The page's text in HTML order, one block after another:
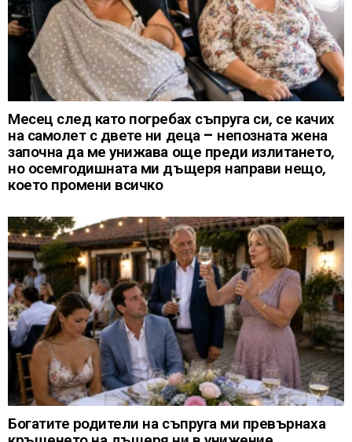
Месец след като погребах съпруга си, се качих
на самолет с двете ни деца – непозната жена
започна да ме унижава още преди излитането,
но осемгодишната ми дъщеря направи нещо,
което промени всичко
Богатите родители на съпруга ми превърнаха